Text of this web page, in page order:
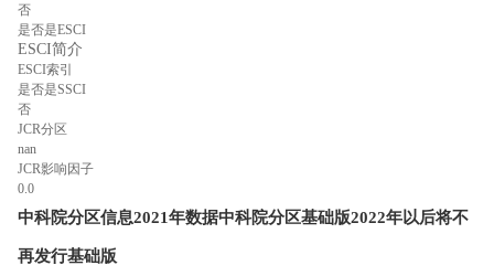
否
是否是ESCI
ESCI简介
ESCI索引
是否是SSCI
否
JCR分区
nan
JCR影响因子
0.0
中科院分区信息2021年数据中科院分区基础版2022年以后将不
再发行基础版